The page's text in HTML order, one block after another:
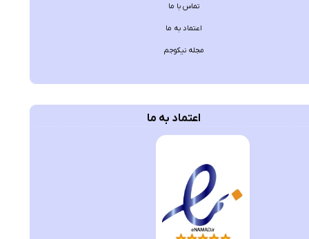
تماس با ما
اعتماد به ما
مجله نیکوجم
اعتماد به ما